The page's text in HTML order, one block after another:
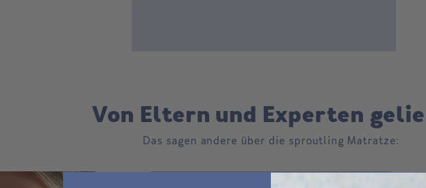
Von Eltern und Experten
Das sagen andere über die sproutling Matratze: